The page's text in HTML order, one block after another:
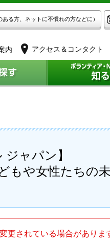
ある方、ネットに不慣れの方などに）
内 アクセス＆コンタクト
ャパン】
もや女性たちの
更されている場合がありま